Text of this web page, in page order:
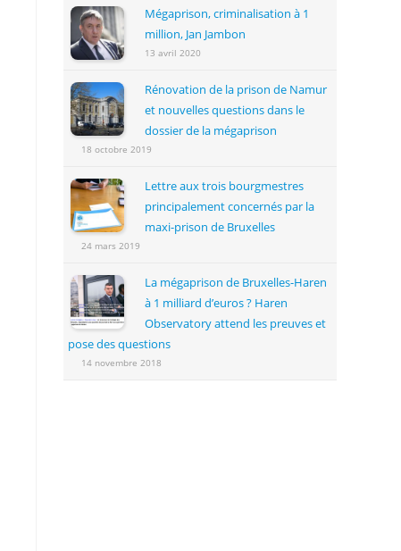
Mégaprison, criminalisation à 1
million, Jan Jambon
13 avril 2020
Rénovation de la prison de Namur
et nouvelles questions dans le
dossier de la mégaprison
18 octobre 2019
Lettre aux trois bourgmestres
principalement concernés par la
maxi-prison de Bruxelles
24 mars 2019
La mégaprison de Bruxelles-Haren
à 1 milliard d’euros ? Haren
Observatory attend les preuves et
pose des questions
14 novembre 2018